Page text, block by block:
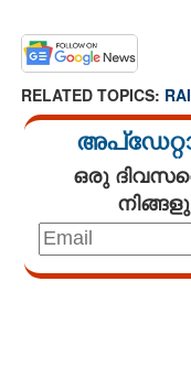
RELATED TOPICS:
ഒരു